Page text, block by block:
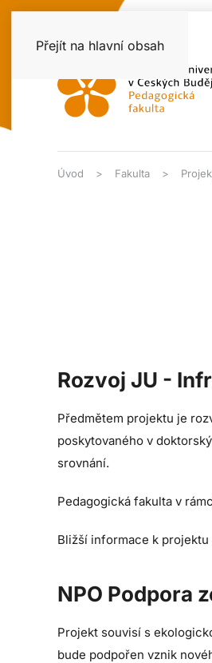
Přejít na hlavní obsah
Úvod Fakulta
Rozvoj JU -
Předmětem projektu je
poskytovaného v
srovnání.
Pedagogická fakulta v
Bližší informace k projektu
NPO Podpora
Projekt souvisí s
bude podpořen vznik